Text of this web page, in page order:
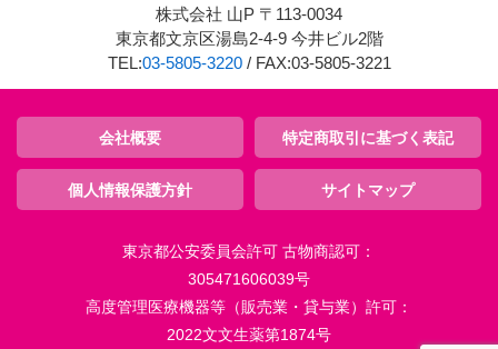
株式会社 山P 〒113-0034
東京都文京区湯島2-4-9 今井ビル2階
TEL:03-5805-3220/ FAX:03-5805-3221
会社概要 特定商取引に基づく表記
個人情報保護方針 サイトマップ
東京都公安委員会許可 古物商認可：
305471606039号
高度管理医療機器等（販売業・貸与業）許可：
2022文文生薬第1874号